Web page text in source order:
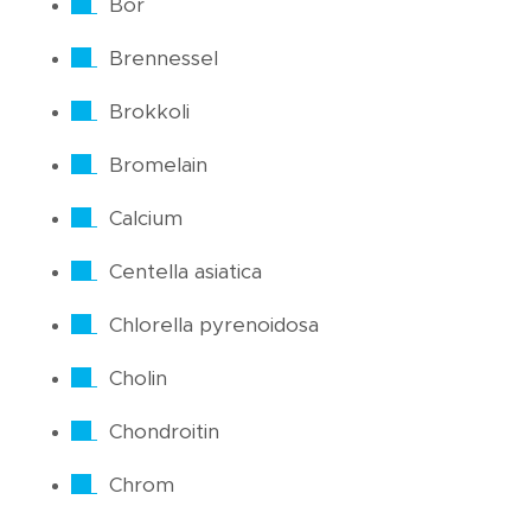
Bor
Brennessel
Brokkoli
Bromelain
Calcium
Centella asiatica
Chlorella pyrenoidosa
Cholin
Chondroitin
Chrom